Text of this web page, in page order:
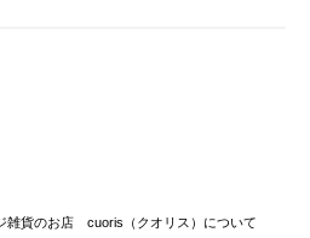
雑貨のお店 cuoris（クオリス）について